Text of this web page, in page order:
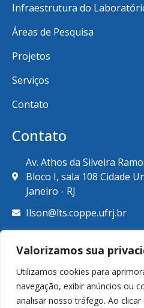
Valorizamos sua
Utilizamos cookies para
navegação, exibir anúncios ou
analisar nosso tráfego. Ao clicar
Infraestrutura do
Áreas de Pesquisa
Projetos
Serviços
Contato
Contato
Av. Athos da Silveira
Bloco I, sala 108 Cidade
Janeiro - RJ
Ilson@lts.coppe.ufrj.br
+55 (21) 39387789
© Copyright 2026. Laboratório